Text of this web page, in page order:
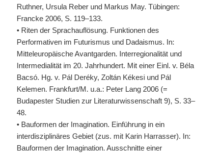
Ruthner, Ursula Reber und Markus May. Tübingen:
Francke 2006, S. 119–133.
• Riten der Sprachauflösung. Funktionen des
Performativen im Futurismus und Dadaismus. In:
Mitteleuropäische Avantgarden. Interregionalität und
Intermedialität im 20. Jahrhundert. Mit einer Einl. v. Béla
Bacsó. Hg. v. Pál Deréky, Zoltán Kékesi und Pál
Kelemen. Frankfurt/M. u.a.: Peter Lang 2006 (=
Budapester Studien zur Literaturwissenschaft 9), S. 33–
48.
• Bauformen der Imagination. Einführung in ein
interdisziplinäres Gebiet (zus. mit Karin Harrasser). In:
Bauformen der Imagination. Ausschnitte einer